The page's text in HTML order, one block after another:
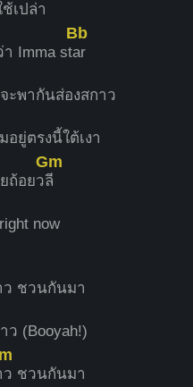
เปล่า
า Imma st
Bb
ar
ะพากันส่องสกาว
อยู่ตรงนี้ใต้เงา
ถ้อยว
Gm
ลี
now
ว ชวนกันมา
ว (Booyah!)
ว ชวนกันมา